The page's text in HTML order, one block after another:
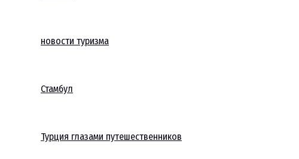
новости туризма
Стамбул
Турция глазами путешественников